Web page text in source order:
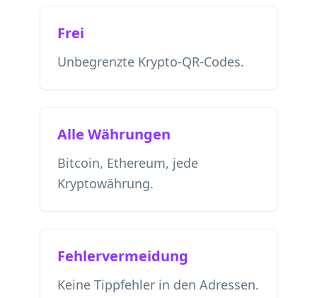
Frei
Unbegrenzte Krypto-QR-Codes.
Alle Währungen
Bitcoin, Ethereum, jede
Kryptowährung.
Fehlervermeidung
Keine Tippfehler in den Adressen.